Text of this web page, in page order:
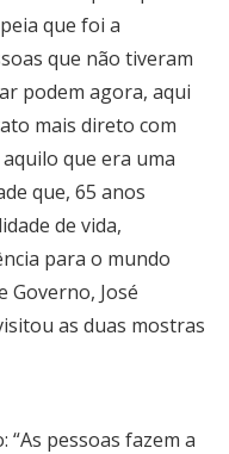
que foi a
que não tiveram
podem agora, aqui
mais direto com
que era uma
que, 65 anos
de vida,
para o mundo
Governo, José
as duas mostras
“As pessoas fazem a